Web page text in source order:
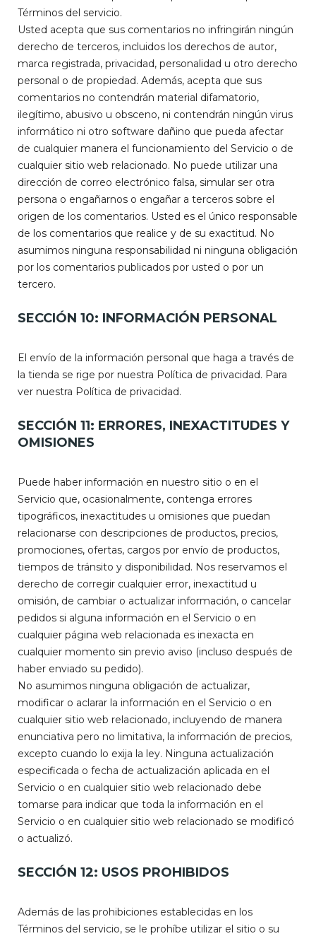
Términos del servicio.
Usted acepta que sus comentarios no infringirán ningún
derecho de terceros, incluidos los derechos de autor,
marca registrada, privacidad, personalidad u otro derecho
personal o de propiedad. Además, acepta que sus
comentarios no contendrán material difamatorio,
ilegítimo, abusivo u obsceno, ni contendrán ningún virus
informático ni otro software dañino que pueda afectar
de cualquier manera el funcionamiento del Servicio o de
cualquier sitio web relacionado. No puede utilizar una
dirección de correo electrónico falsa, simular ser otra
persona o engañarnos o engañar a terceros sobre el
origen de los comentarios. Usted es el único responsable
de los comentarios que realice y de su exactitud. No
asumimos ninguna responsabilidad ni ninguna obligación
por los comentarios publicados por usted o por un
tercero.
SECCIÓN 10: INFORMACIÓN PERSONAL
El envío de la información personal que haga a través de
la tienda se rige por nuestra Política de privacidad. Para
ver nuestra Política de privacidad.
SECCIÓN 11: ERRORES, INEXACTITUDES Y
OMISIONES
Puede haber información en nuestro sitio o en el
Servicio que, ocasionalmente, contenga errores
tipográficos, inexactitudes u omisiones que puedan
relacionarse con descripciones de productos, precios,
promociones, ofertas, cargos por envío de productos,
tiempos de tránsito y disponibilidad. Nos reservamos el
derecho de corregir cualquier error, inexactitud u
omisión, de cambiar o actualizar información, o cancelar
pedidos si alguna información en el Servicio o en
cualquier página web relacionada es inexacta en
cualquier momento sin previo aviso (incluso después de
haber enviado su pedido).
No asumimos ninguna obligación de actualizar,
modificar o aclarar la información en el Servicio o en
cualquier sitio web relacionado, incluyendo de manera
enunciativa pero no limitativa, la información de precios,
excepto cuando lo exija la ley. Ninguna actualización
especificada o fecha de actualización aplicada en el
Servicio o en cualquier sitio web relacionado debe
tomarse para indicar que toda la información en el
Servicio o en cualquier sitio web relacionado se modificó
o actualizó.
SECCIÓN 12: USOS PROHIBIDOS
Además de las prohibiciones establecidas en los
Términos del servicio, se le prohíbe utilizar el sitio o su